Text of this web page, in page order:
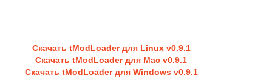
Скачать tModLoader для Linux v0.9.1
Скачать tModLoader для Mac v0.9.1
Скачать tModLoader для Windows v0.9.1